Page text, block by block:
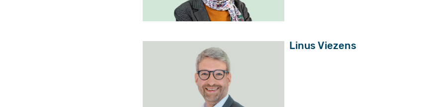
Linus Viezens